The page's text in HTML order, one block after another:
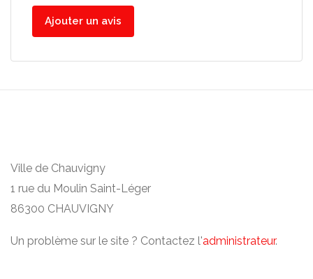
Ajouter un avis
Ville de Chauvigny
1 rue du Moulin Saint-Léger
86300 CHAUVIGNY
Un problème sur le site ? Contactez l'administrateur.